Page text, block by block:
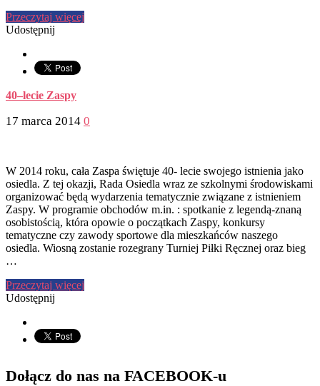
Przeczytaj więcej
Udostępnij
40–lecie Zaspy
17 marca 2014 0
W 2014 roku, cała Zaspa świętuje 40- lecie swojego istnienia jako
osiedla. Z tej okazji, Rada Osiedla wraz ze szkolnymi środowiskami
organizować będą wydarzenia tematycznie związane z istnieniem
Zaspy. W programie obchodów m.in. : spotkanie z legendą-znaną
osobistością, która opowie o początkach Zaspy, konkursy
tematyczne czy zawody sportowe dla mieszkańców naszego
osiedla. Wiosną zostanie rozegrany Turniej Piłki Ręcznej oraz bieg
…
Przeczytaj więcej
Udostępnij
Dołącz do nas na FACEBOOK-u